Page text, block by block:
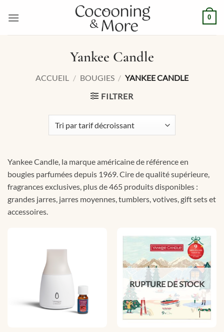
0
Yankee Candle
ACCUEIL / BOUGIES / YANKEE CANDLE
FILTRER
Yankee Candle, la marque américaine de référence en
bougies parfumées depuis 1969. Cire de qualité supérieure,
fragrances exclusives, plus de 465 produits disponibles :
grandes jarres, jarres moyennes, tumblers, votives, gift sets et
accessoires.
RUPTURE DE STOCK